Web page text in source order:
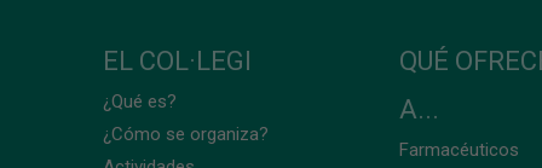
EL COL·LEGI
¿Qué es?
¿Cómo se organiza?
QUÉ
A...
Farmacéuticos